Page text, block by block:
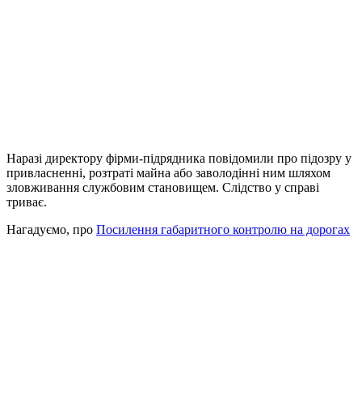
Наразі директору фірми-підрядника повідомили про підозру у
привласненні, розтраті майна або заволодінні ним шляхом
зловживання службовим становищем. Слідство у справі
триває.
Нагадуємо, про Посилення габаритного контролю на дорогах